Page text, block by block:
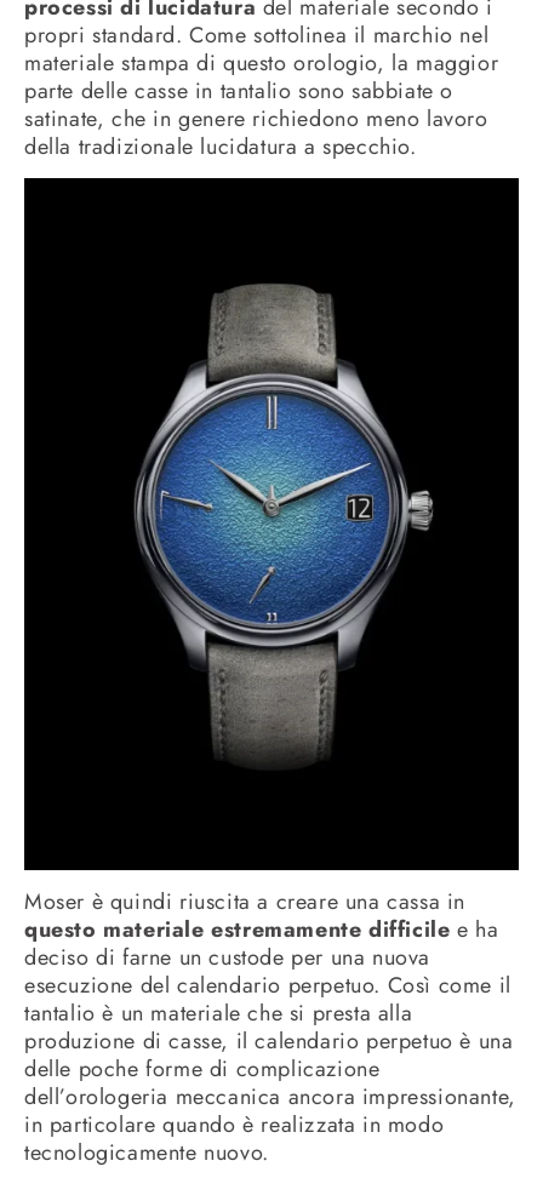
processi di lucidatura del materiale secondo i
propri standard. Come sottolinea il marchio nel
materiale stampa di questo orologio, la maggior
parte delle casse in tantalio sono sabbiate o
satinate, che in genere richiedono meno lavoro
della tradizionale lucidatura a specchio.
Moser è quindi riuscita a creare una cassa in
questo materiale estremamente difficile e ha
deciso di farne un custode per una nuova
esecuzione del calendario perpetuo. Così come il
tantalio è un materiale che si presta alla
produzione di casse, il calendario perpetuo è una
delle poche forme di complicazione
dell’orologeria meccanica ancora impressionante,
in particolare quando è realizzata in modo
tecnologicamente nuovo.